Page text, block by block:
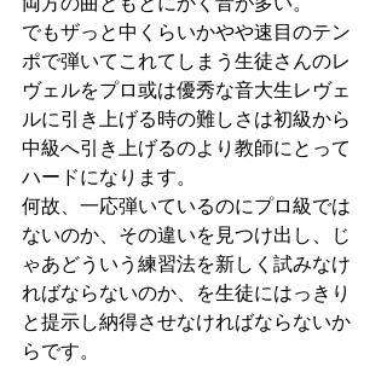
両方の曲ともとにかく音が多い。
でもザっと中くらいかやや速目のテン
ポで弾いてこれてしまう生徒さんのレ
ヴェルをプロ或は優秀な音大生レヴェ
ルに引き上げる時の難しさは初級から
中級へ引き上げるのより教師にとって
ハードになります。
何故、一応弾いているのにプロ級では
ないのか、その違いを見つけ出し、じ
ゃあどういう練習法を新しく試みなけ
ればならないのか、を生徒にはっきり
と提示し納得させなければならないか
らです。